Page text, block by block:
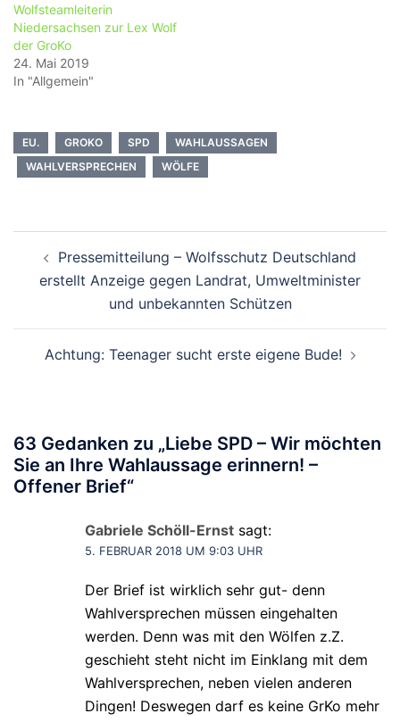
Wolfsteamleiterin
Niedersachsen zur Lex Wolf
der GroKo
24. Mai 2019
In "Allgemein"
EU. GROKO SPD
WAHLAUSSAGEN
WAHLVERSPRECHEN
WÖLFE
Pressemitteilung – Wolfsschutz Deutschland
erstellt Anzeige gegen Landrat, Umweltminister
und unbekannten Schützen
Achtung: Teenager sucht erste eigene Bude!
63 Gedanken zu „Liebe SPD – Wir möchten
Sie an Ihre Wahlaussage erinnern! –
Offener Brief“
Gabriele Schöll-Ernst sagt:
5. FEBRUAR 2018 UM 9:03 UHR
Der Brief ist wirklich sehr gut- denn
Wahlversprechen müssen eingehalten
werden. Denn was mit den Wölfen z.Z.
geschieht steht nicht im Einklang mit dem
Wahlversprechen, neben vielen anderen
Dingen! Deswegen darf es keine GrKo mehr